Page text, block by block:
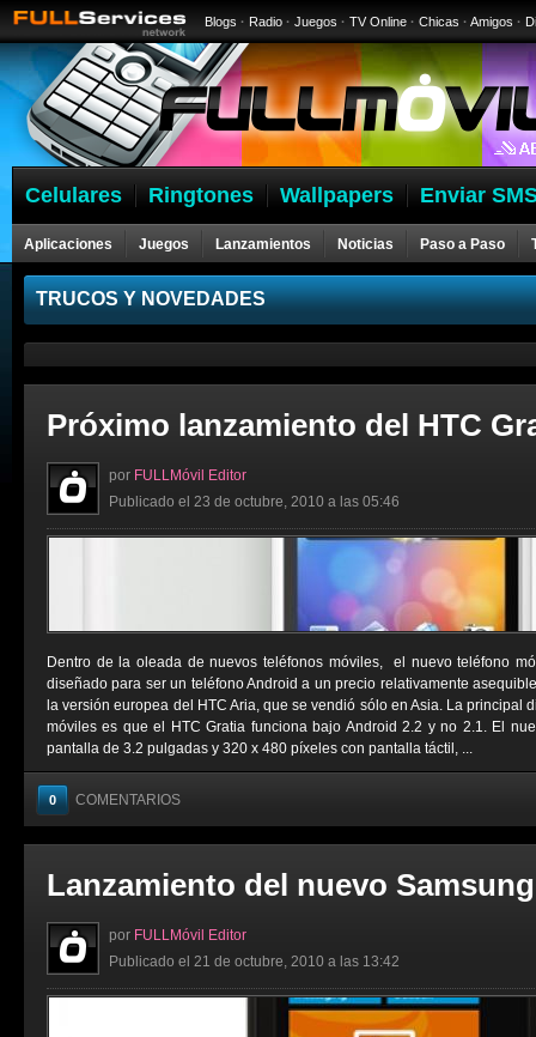
Blogs · Radio · Juegos · TV Online · Chicas · Amigos ·
Celulares Ringtones Wallpapers Enviar
Aplicaciones Juegos Lanzamientos Noticias Paso a Paso
Celulares
TRUCOS Y NOVEDADES
Próximo lanzamiento del HTC
por FULLMóvil Editor
Publicado el 23 de octubre, 2010 a las 05:46
Dentro de la oleada de nuevos teléfonos móviles, el nuevo teléfono
diseñado para ser un teléfono Android a un precio relativamente
la versión europea del HTC Aria, que se vendió sólo en Asia. La principal
móviles es que el HTC Gratia funciona bajo Android 2.2 y no 2.1. El
pantalla de 3.2 pulgadas y 320 x 480 píxeles con pantalla táctil, ...
0 COMENTARIOS
Lanzamiento del nuevo
por FULLMóvil Editor
Publicado el 21 de octubre, 2010 a las 13:42